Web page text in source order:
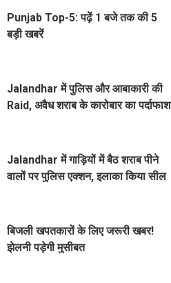
Punjab Top-5: पढ़ें 1 बजे तक की 5
बड़ी खबरें
Jalandhar में पुलिस और आबाकारी की
Raid, अवैध शराब के कारोबार का पर्दाफाश
Jalandhar में गाड़ियों में बैठ शराब पीने
वालों पर पुलिस एक्शन, इलाका किया सील
बिजली खपतकारों के लिए जरूरी खबर!
झेलनी पड़ेगी मुसीबत